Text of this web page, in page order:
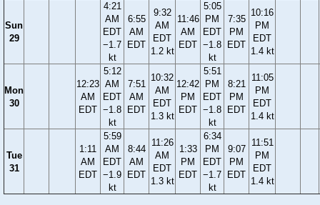
Sun
29
4:21
AM
EDT
−1.7
kt
6:55
AM
EDT
9:32
AM
EDT
1.2 kt
11:46
AM
EDT
5:05
PM
EDT
−1.8
kt
7:35
PM
EDT
10:16
PM
EDT
1.4 kt
Mon
30
12:23
AM
EDT
5:12
AM
EDT
−1.8
kt
7:51
AM
EDT
10:32
AM
EDT
1.3 kt
12:42
PM
EDT
5:51
PM
EDT
−1.8
kt
8:21
PM
EDT
11:05
PM
EDT
1.4 kt
Tue
31
1:11
AM
EDT
5:59
AM
EDT
−1.9
kt
8:44
AM
EDT
11:26
AM
EDT
1.3 kt
1:33
PM
EDT
6:34
PM
EDT
−1.7
kt
9:07
PM
EDT
11:51
PM
EDT
1.4 kt